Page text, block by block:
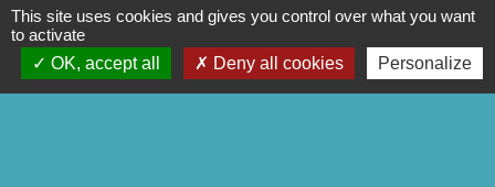
de lupin
Mollusques et produits à
base de mollusques
This site uses cookies and gives you control over what you want
to activate
OK, accept all
Deny all cookies Personalize